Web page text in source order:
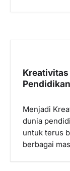
Pendidikan
Menjadi
dunia
untuk terus
berbagai